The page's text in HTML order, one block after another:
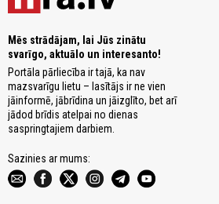
Mēs strādājam, lai Jūs zinātu
svarīgo, aktuālo un interesanto!
Portāla pārliecība ir tajā, ka nav
mazsvarīgu lietu – lasītājs ir ne vien
jāinformē, jābrīdina un jāizglīto, bet arī
jādod brīdis atelpai no dienas
saspringtajiem darbiem.
Sazinies ar mums: